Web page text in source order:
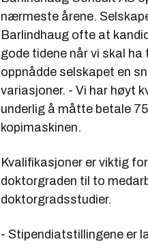
nærmeste årene.
Barlindhaug ofte at
gode tidene når vi skal
oppnådde selskapet en
variasjoner. - Vi har høyt
underlig å måtte betale
kopimaskinen.
Kvalifikasjoner er viktig
doktorgraden til to
doktorgradsstudier.
- Stipendiatstillingene er